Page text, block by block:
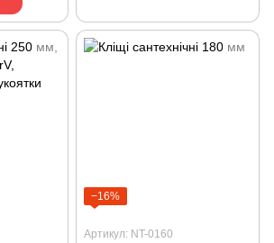
−16%
Артикул: NT-0160